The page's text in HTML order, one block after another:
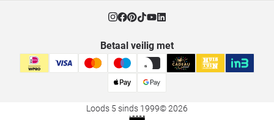
Betaal veilig met
Loods 5 sinds 1999© 2026